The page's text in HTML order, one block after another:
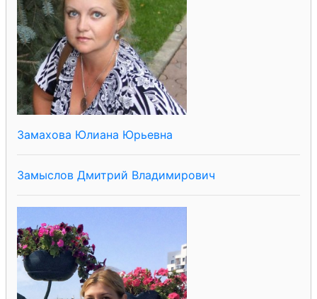
Замахова Юлиана Юрьевна
Замыслов Дмитрий Владимирович